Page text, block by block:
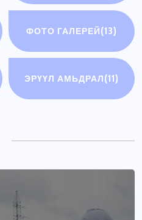
ФОТО ГАЛЕРЕЙ(13)
ЭРҮҮЛ АМЬДРАЛ(11)